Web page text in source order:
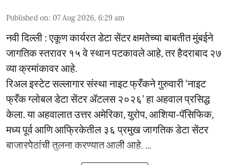
Published on: 07 Aug 2026, 6:29 am
नवी दिल्ली : एकूण कार्यरत डेटा सेंटर क्षमतेच्या बाबतीत मुंबईने
जागतिक स्तरावर १५ वे स्थान पटकावले आहे, तर हैदराबाद २७
व्या क्रमांकावर आहे.
रिअल इस्टेट सल्लागार संस्था नाइट फ्रँकने गुरुवारी ‘नाइट
फ्रँक ग्लोबल डेटा सेंटर ॲटलस २०२६’ हा अहवाल प्रसिद्ध
केला. या अहवालात उत्तर अमेरिका, युरोप, आशिया-पॅसिफिक,
मध्य पूर्व आणि आफ्रिकेतील ३६ प्रमुख जागतिक डेटा सेंटर
बाजारपेठांची तुलना करण्यात आली आहे. ...